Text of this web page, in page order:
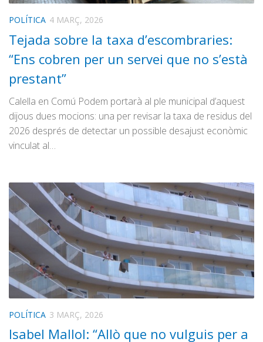
POLÍTICA 4 MARÇ, 2026
Tejada sobre la taxa d’escombraries:
“Ens cobren per un servei que no s’està
prestant”
Calella en Comú Podem portarà al ple municipal d’aquest
dijous dues mocions: una per revisar la taxa de residus del
2026 després de detectar un possible desajust econòmic
vinculat al…
POLÍTICA 3 MARÇ, 2026
Isabel Mallol: “Allò que no vulguis per a